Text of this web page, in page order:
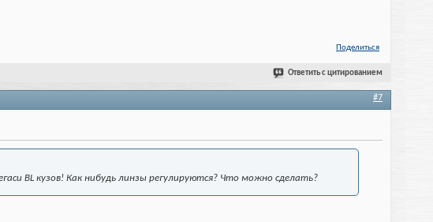
Поделиться
Ответить с цитированием
#7
BL кузов! Как нибудь линзы регулируются? Что можно сделать?